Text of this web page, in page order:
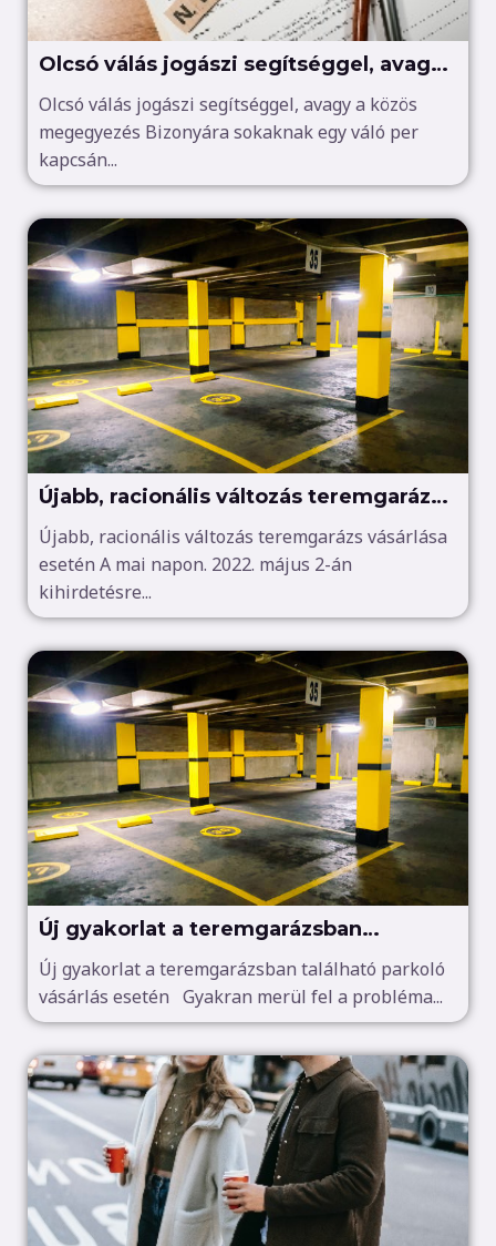
Olcsó válás jogászi segítséggel, avagy
a közös megegyezés
Olcsó válás jogászi segítséggel, avagy a közös
megegyezés Bizonyára sokaknak egy váló per
kapcsán...
Újabb, racionális változás teremgarázs
vásárlása esetén
Újabb, racionális változás teremgarázs vásárlása
esetén A mai napon. 2022. május 2-án
kihirdetésre...
Új gyakorlat a teremgarázsban
található parkoló vásárlás esetén
Új gyakorlat a teremgarázsban található parkoló
vásárlás esetén Gyakran merül fel a probléma...